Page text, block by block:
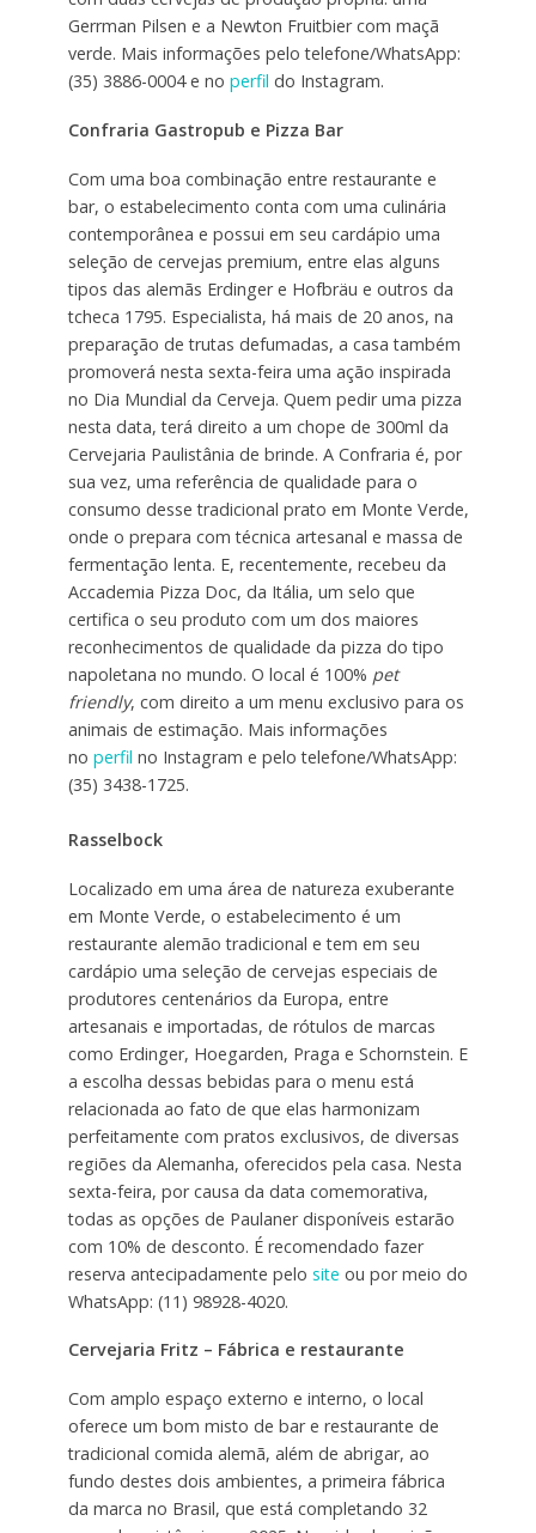
Gerrman Pilsen e a Newton Fruitbier com maçã
verde. Mais informações pelo telefone/WhatsApp:
(35) 3886-0004 e no perfil do Instagram.
Confraria Gastropub e Pizza Bar
Com uma boa combinação entre restaurante e
bar, o estabelecimento conta com uma culinária
contemporânea e possui em seu cardápio uma
seleção de cervejas premium, entre elas alguns
tipos das alemãs Erdinger e Hofbräu e outros da
tcheca 1795. Especialista, há mais de 20 anos, na
preparação de trutas defumadas, a casa também
promoverá nesta sexta-feira uma ação inspirada
no Dia Mundial da Cerveja. Quem pedir uma pizza
nesta data, terá direito a um chope de 300ml da
Cervejaria Paulistânia de brinde. A Confraria é, por
sua vez, uma referência de qualidade para o
consumo desse tradicional prato em Monte Verde,
onde o prepara com técnica artesanal e massa de
fermentação lenta. E, recentemente, recebeu da
Accademia Pizza Doc, da Itália, um selo que
certifica o seu produto com um dos maiores
reconhecimentos de qualidade da pizza do tipo
napoletana no mundo. O local é 100% pet
friendly, com direito a um menu exclusivo para os
animais de estimação. Mais informações
no perfil no Instagram e pelo telefone/WhatsApp:
(35) 3438-1725.
Rasselbock
Localizado em uma área de natureza exuberante
em Monte Verde, o estabelecimento é um
restaurante alemão tradicional e tem em seu
cardápio uma seleção de cervejas especiais de
produtores centenários da Europa, entre
artesanais e importadas, de rótulos de marcas
como Erdinger, Hoegarden, Praga e Schornstein. E
a escolha dessas bebidas para o menu está
relacionada ao fato de que elas harmonizam
perfeitamente com pratos exclusivos, de diversas
regiões da Alemanha, oferecidos pela casa. Nesta
sexta-feira, por causa da data comemorativa,
todas as opções de Paulaner disponíveis estarão
com 10% de desconto. É recomendado fazer
reserva antecipadamente pelo site ou por meio do
WhatsApp: (11) 98928-4020.
Cervejaria Fritz – Fábrica e restaurante
Com amplo espaço externo e interno, o local
oferece um bom misto de bar e restaurante de
tradicional comida alemã, além de abrigar, ao
fundo destes dois ambientes, a primeira fábrica
da marca no Brasil, que está completando 32